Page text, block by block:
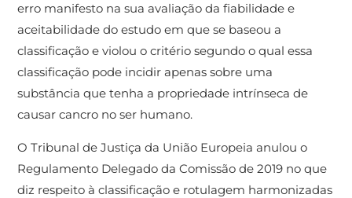
erro manifesto na sua avaliação da fiabilidade e
aceitabilidade do estudo em que se baseou a
classificação e violou o critério segundo o qual essa
classificação pode incidir apenas sobre uma
substância que tenha a propriedade intrínseca de
causar cancro no ser humano.
O Tribunal de Justiça da União Europeia anulou o
Regulamento Delegado da Comissão de 2019 no que
diz respeito à classificação e rotulagem harmonizadas